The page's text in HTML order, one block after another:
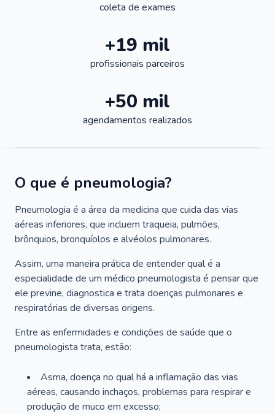
coleta de exames
+19 mil
profissionais parceiros
+50 mil
agendamentos realizados
O que é pneumologia?
Pneumologia é a área da medicina que cuida das vias
aéreas inferiores, que incluem traqueia, pulmões,
brônquios, bronquíolos e alvéolos pulmonares.
Assim, uma maneira prática de entender qual é a
especialidade de um médico pneumologista é pensar que
ele previne, diagnostica e trata doenças pulmonares e
respiratórias de diversas origens.
Entre as enfermidades e condições de saúde que o
pneumologista trata, estão:
Asma, doença no qual há a inflamação das vias
aéreas, causando inchaços, problemas para respirar e
produção de muco em excesso;